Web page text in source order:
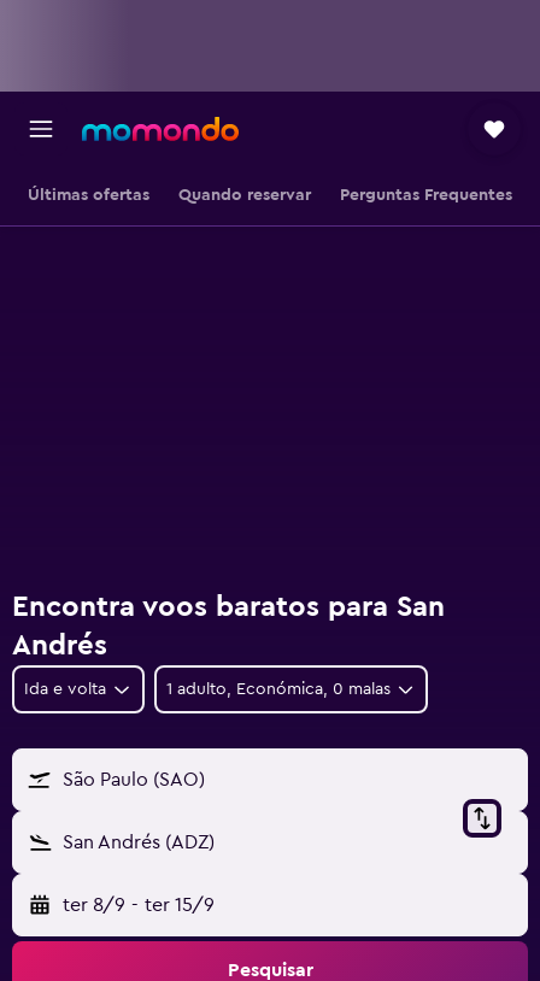
Últimas ofertas Quando reservar Perguntas Frequentes
Encontra voos baratos para San
Andrés
Ida e volta 1 adulto, Económica, 0 malas
São Paulo (SAO)
San Andrés (ADZ)
ter 8/9 - ter 15/9
Pesquisar